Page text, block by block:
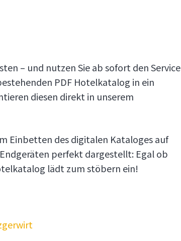
– und nutzen Sie ab sofort den Service
PDF Hotelkatalog in ein
diesen direkt in unserem
Einbetten des digitalen Kataloges auf
perfekt dargestellt: Egal ob
lädt zum stöbern ein!